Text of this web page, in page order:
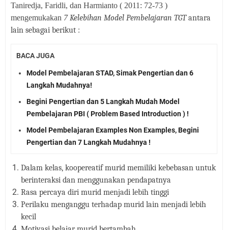
Taniredja, Faridli, dan Harmianto ( 2011: 72-73 )
mengemukakan 7Kelebihan Model Pembelajaran TGTantara
lain sebagai berikut :
BACA JUGA
Model Pembelajaran STAD, Simak Pengertian dan 6
Langkah Mudahnya!
Begini Pengertian dan 5 Langkah Mudah Model
Pembelajaran PBI ( Problem Based Introduction ) !
Model Pembelajaran Examples Non Examples, Begini
Pengertian dan 7 Langkah Mudahnya !
Dalam kelas, koopereatif murid memiliki kebebasan untuk
berinteraksi dan menggunakan pendapatnya
Rasa percaya diri murid menjadi lebih tinggi
Perilaku menganggu terhadap murid lain menjadi lebih
kecil